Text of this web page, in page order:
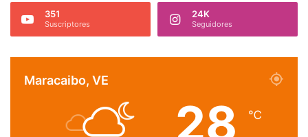
351
Suscriptores
24K
Seguidores
Maracaibo, VE
28 ℃